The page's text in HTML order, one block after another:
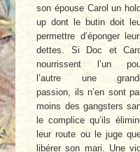
son épouse Carol un
up dont le butin doit
permettre d’éponger
dettes. Si Doc et
nourrissent l’un
l’autre une
passion, ils n’en sont
moins des gangsters
le complice qu’ils
leur route ou le juge
libérer son mari. Une